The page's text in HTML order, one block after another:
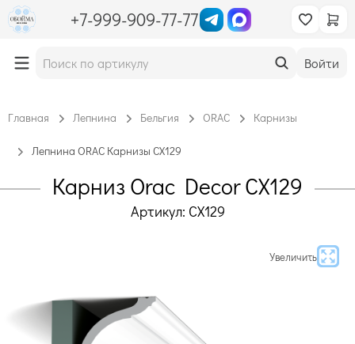
+7-999-909-77-77
Войти
Главная Лепнина Бельгия ORAC Карнизы
Лепнина ORAC Карнизы CX129
Карниз Orac Decor CX129
Артикул: CX129
Увеличить